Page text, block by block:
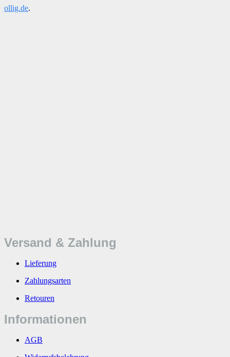
ollig.de.
Versand & Zahlung
Lieferung
Zahlungsarten
Retouren
Informationen
AGB